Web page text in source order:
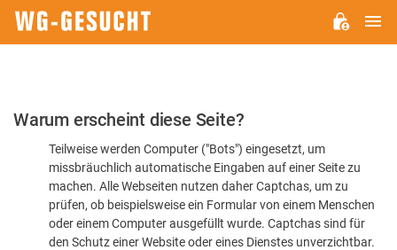
Bitte
dass
Warum erscheint diese Seite?
Teilweise werden Computer ("Bots") eingesetzt, um
missbräuchlich automatische Eingaben auf einer Seite zu
machen. Alle Webseiten nutzen daher Captchas, um zu
prüfen, ob beispielsweise ein Formular von einem Menschen
oder einem Computer ausgefüllt wurde. Captchas sind für
den Schutz einer Website oder eines Dienstes unverzichtbar.